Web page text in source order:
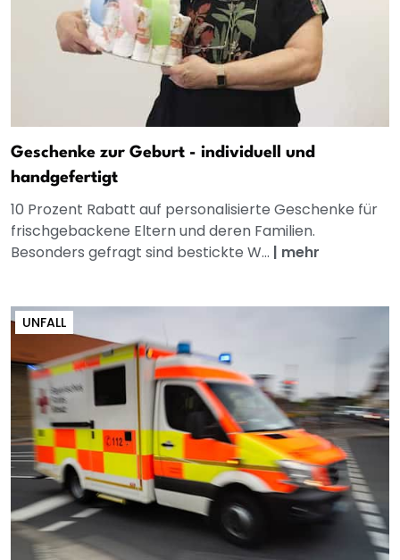
Geschenke zur Geburt - individuell und
handgefertigt
10 Prozent Rabatt auf personalisierte Geschenke für
frischgebackene Eltern und deren Familien.
Besonders gefragt sind bestickte W... | mehr
UNFALL